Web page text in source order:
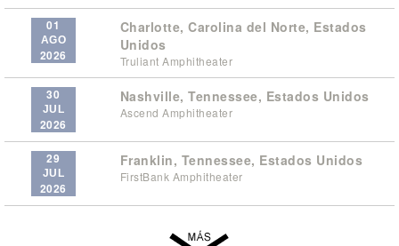
01
AGO
2026
Charlotte, Carolina del Norte, Estados
Unidos
Truliant Amphitheater
30
JUL
2026
Nashville, Tennessee, Estados Unidos
Ascend Amphitheater
29
JUL
2026
Franklin, Tennessee, Estados Unidos
FirstBank Amphitheater